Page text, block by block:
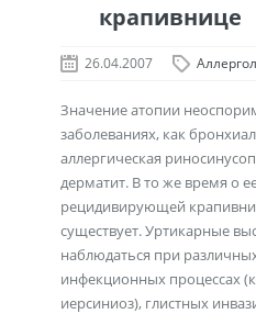
крапивнице
26.04.2007
Значение атопии
заболеваниях, как
аллергическая
дерматит. В то же время о
рецидивирующей
существует. Уртикарные
наблюдаться при
инфекционных процессах
иерсиниоз), глистных